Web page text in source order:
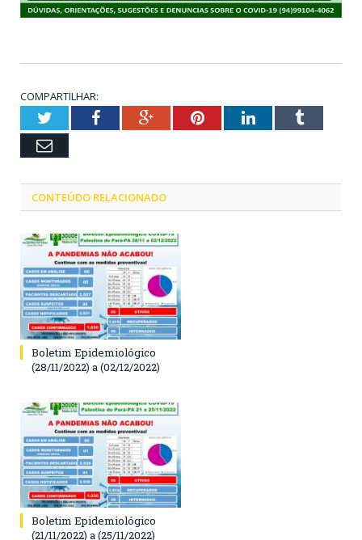
COMPARTILHAR:
TwitterFacebookGoogle+PinterestLinkedInTumblr
Email
CONTEÚDO RELACIONADO
Boletim Epidemiológico
(28/11/2022) a (02/12/2022)
Boletim Epidemiológico
(21/11/2022) a (25/11/2022)